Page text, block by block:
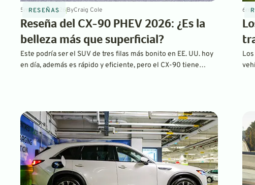
RESEÑAS
5 minJul 6, 2026ByCraig Cole
Reseña del CX-90 PHEV 2026: ¿Es la
belleza más que superficial?
Este podría ser el SUV de tres filas más bonito en EE. UU. hoy
en día, además es rápido y eficiente, pero el CX-90 tiene
6